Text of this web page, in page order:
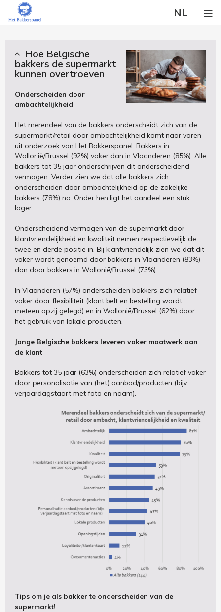
NL
Hoe Belgische
bakkers de supermarkt
kunnen overtroeven
Onderscheiden door
ambachtelijkheid
Het merendeel van de bakkers onderscheidt zich van de
supermarkt/retail door ambachtelijkheid komt naar voren
uit onderzoek van Het Bakkerspanel. Bakkers in
Wallonië/Brussel (92%) vaker dan in Vlaanderen (85%). Alle
bakkers tot 35 jaar onderschrijven dit onderscheidend
vermogen. Verder zien we dat alle bakkers zich
onderscheiden door ambachtelijkheid op de zakelijke
bakkers (78%) na. Onder hen ligt het aandeel een stuk
lager.
Onderscheidend vermogen van de supermarkt door
klantvriendelijkheid en kwaliteit nemen respectievelijk de
twee en derde positie in. Bij klantvriendelijk zien we dat dit
vaker wordt genoemd door bakkers in Vlaanderen (83%)
dan door bakkers in Wallonië/Brussel (73%).
In Vlaanderen (57%) onderscheiden bakkers zich relatief
vaker door flexibiliteit (klant belt en bestelling wordt
meteen opzij gelegd) en in Wallonië/Brussel (62%) door
het gebruik van lokale producten.
Jonge Belgische bakkers leveren vaker maatwerk aan
de klant
Bakkers tot 35 jaar (63%) onderscheiden zich relatief vaker
door personalisatie van (het) aanbod/producten (bijv.
verjaardagstaart met foto en naam).
Tips om je als bakker te onderscheiden van de
supermarkt!